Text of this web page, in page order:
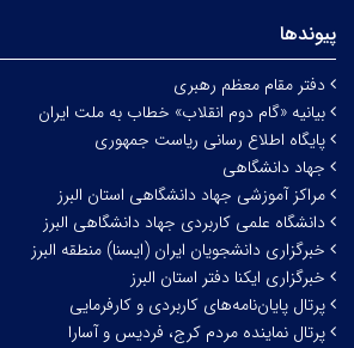
پیوندها
دفتر مقام معظم رهبری
بیانیه «گام دوم انقلاب» خطاب به ملت ایران
پایگاه اطلاع رسانی ریاست جمهوری
جهاد دانشگاهی
مراکز آموزشی جهاد دانشگاهی استان البرز
دانشگاه علمی کاربردی جهاد دانشگاهی البرز
خبرگزاری دانشجویان ایران (ایسنا) منطقه البرز
خبرگزاری ایکنا دفتر استان البرز
پرتال پایان‌نامه‌های کاربردی و کارفرمایی
پرتال نماینده مردم کرج، فردیس و آسارا